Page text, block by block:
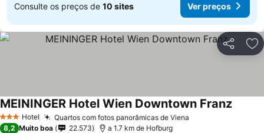
Consulte os preços de 10 sites Ver preços
Partilhar
3 EstrelasHotel Quartos com fotos panorâmicas de Viena
MEININGER Hotel Wien Downtown Franz
8,2 Muito boa 22.573 a 1.7 km de Hofburg